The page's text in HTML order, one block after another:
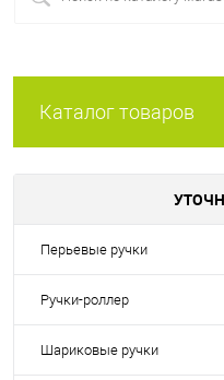
Каталог товаров
Перьевые ручки
Ручки-роллер
Шариковые ручки